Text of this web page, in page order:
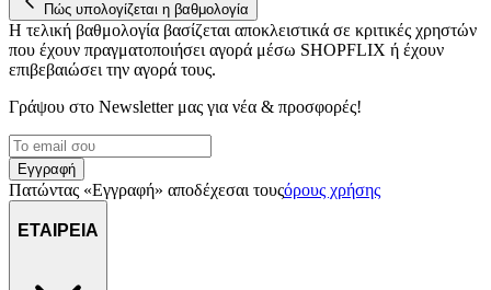
Πώς υπολογίζεται η βαθμολογία
Η τελική βαθμολογία βασίζεται αποκλειστικά σε κριτικές χρηστών
που έχουν πραγματοποιήσει αγορά μέσω SHOPFLIX ή έχουν
επιβεβαιώσει την αγορά τους.
Γράψου στο Νewsletter μας για νέα & προσφορές!
Εγγραφή
Πατώντας «Εγγραφή» αποδέχεσαι τουςόρους χρήσης
ΕΤΑΙΡΕΙΑ